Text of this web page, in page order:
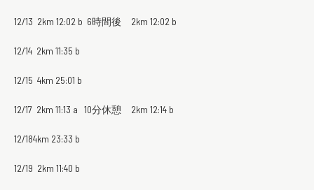
12/13 2km 12:02 b 6時間後 2km 12:02 b
12/14 2km 11:35 b
12/15 4km 25:01 b
12/17 2km 11:13 a 10分休憩 2km 12:14 b
12/184km 23:33 b
12/19 2km 11:40 b